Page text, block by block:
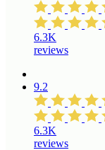
6.3K
reviews
9.2
6.3K
reviews